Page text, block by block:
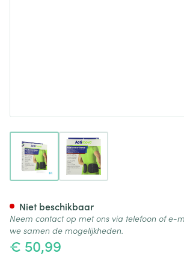
View larger imageView larger image
€ 50,99
Niet beschikbaar
Neem contact op met ons via telefoon of e-
we samen de mogelijkheden.